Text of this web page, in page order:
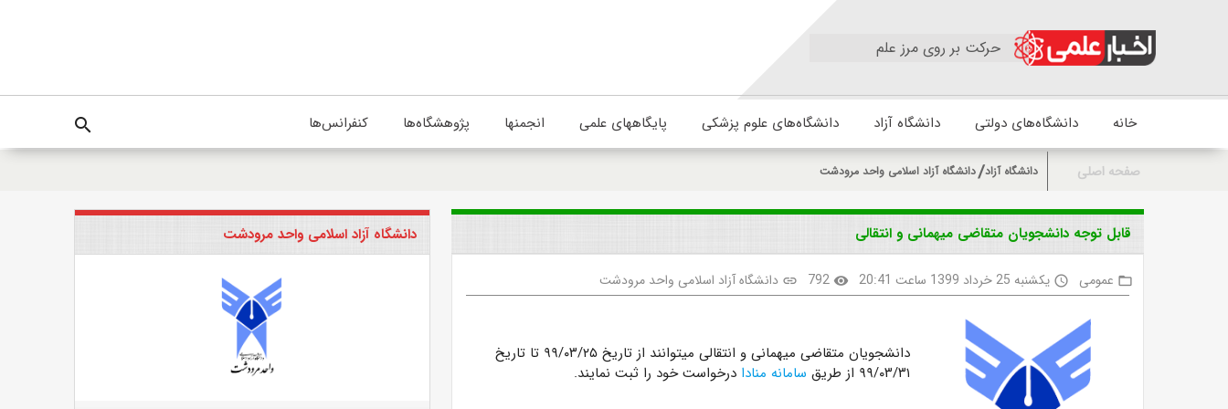
حرکت بر روی مرز علم
خانه دانشگاه‌های دولتی دانشگاه آزاد دانشگاه‌های علوم پزشکی پایگاههای علمی انجمنها پژوهشگاه‌ها کنفرانس‌ها search
صفحه اصلی دانشگاه آزاد دانشگاه آزاد اسلامی واحد مرودشت
قابل توجه دانشجویان متقاضی میهمانی و انتقالی
folder_open عمومی access_time یکشنبه 25 خرداد 1399 ساعت 20:41 visibility
792
link دانشگاه آزاد اسلامی واحد مرودشت
دانشجویان متقاضی میهمانی و انتقالی میتوانند از تاریخ ۹۹/۰۳/۲۵ تا تاریخ
۹۹/۰۳/۳۱ از طریق
سامانه منادا درخواست خود را ثبت نمایند.
دانشگاه آزاد اسلامی واحد مرودشت